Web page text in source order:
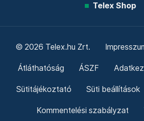
Telex Shop
© 2026 Telex.hu Zrt.
Átláthatóság ÁSZF
Sütitájékoztató Süti beállítások
Kommentelési szabályzat